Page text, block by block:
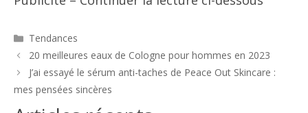
Catégories
Tendances
Navigation
des
articles
20 meilleures eaux de Cologne pour hommes en 2023
J’ai essayé le sérum anti-taches de Peace Out Skincare :
mes pensées sincères